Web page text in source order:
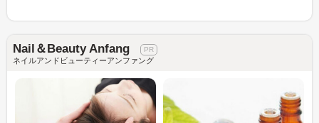
Nail＆Beauty Anfang
ネイルアンドビューティーアンファング